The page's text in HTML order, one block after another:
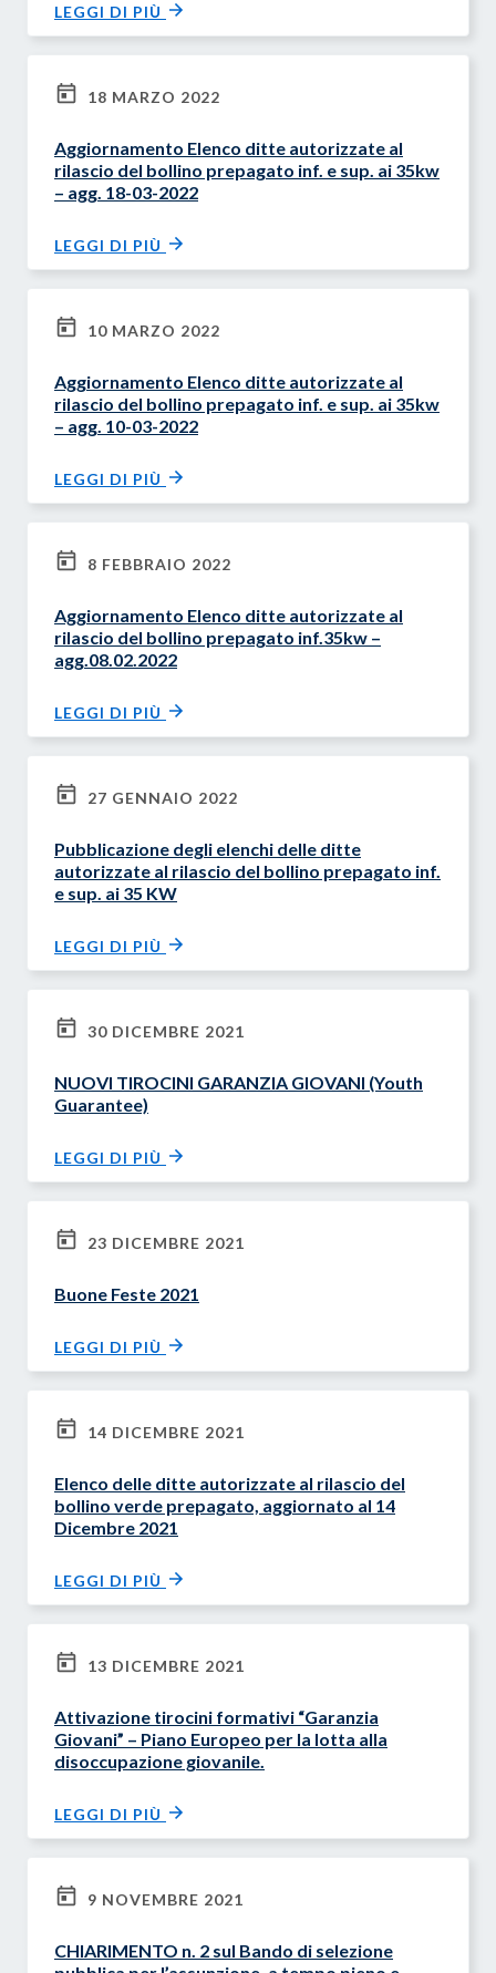
LEGGI DI PIÙ
18 MARZO 2022
Aggiornamento Elenco ditte autorizzate al
rilascio del bollino prepagato inf. e sup. ai 35kw
– agg. 18-03-2022
LEGGI DI PIÙ
10 MARZO 2022
Aggiornamento Elenco ditte autorizzate al
rilascio del bollino prepagato inf. e sup. ai 35kw
– agg. 10-03-2022
LEGGI DI PIÙ
8 FEBBRAIO 2022
Aggiornamento Elenco ditte autorizzate al
rilascio del bollino prepagato inf.35kw –
agg.08.02.2022
LEGGI DI PIÙ
27 GENNAIO 2022
Pubblicazione degli elenchi delle ditte
autorizzate al rilascio del bollino prepagato inf.
e sup. ai 35 KW
LEGGI DI PIÙ
30 DICEMBRE 2021
NUOVI TIROCINI GARANZIA GIOVANI (Youth
Guarantee)
LEGGI DI PIÙ
23 DICEMBRE 2021
Buone Feste 2021
LEGGI DI PIÙ
14 DICEMBRE 2021
Elenco delle ditte autorizzate al rilascio del
bollino verde prepagato, aggiornato al 14
Dicembre 2021
LEGGI DI PIÙ
13 DICEMBRE 2021
Attivazione tirocini formativi “Garanzia
Giovani” – Piano Europeo per la lotta alla
disoccupazione giovanile.
LEGGI DI PIÙ
9 NOVEMBRE 2021
CHIARIMENTO n. 2 sul Bando di selezione